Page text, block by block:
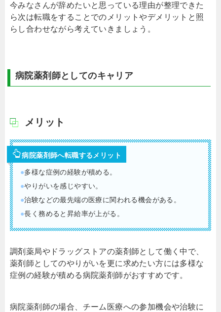
今みなさんが辞めたいと思っている理由が整理できた
ら次は転職をすることでのメリットやデメリットと照
らし合わせながら考えていきましょう。
病院薬剤師としてのキャリア
メリット
病院薬剤師へ転職するメリット
●多様な症例の経験が積める。
●やりがいを感じやすい。
●治験などの最先端の医療に関われる機会がある。
●長く務めると昇給率が上がる。
調剤薬局やドラッグストアの薬剤師として働く中で、
薬剤師としてのやりがいを更に求めたい方には多様な
症例の経験が積める病院薬剤師がおすすめです。
病院薬剤師の場合、チーム医療への参加機会や治験に